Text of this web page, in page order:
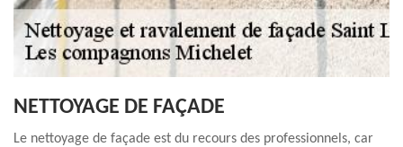
NETTOYAGE DE FAÇADE
Le nettoyage de façade est du recours des professionnels, car